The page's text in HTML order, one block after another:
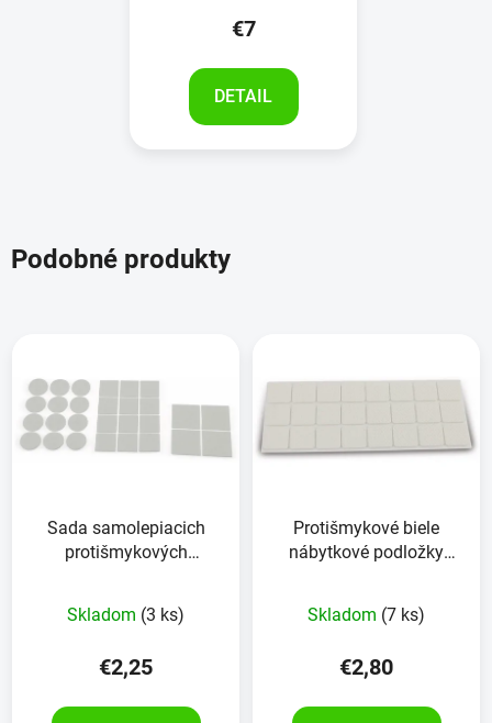
€7
DETAIL
Podobné produkty
Sada samolepiacich
protišmykových
Skladom (3 ks)
€2,25
Protišmykové biele
nábytkové podložky
Skladom (7 ks)
€2,80